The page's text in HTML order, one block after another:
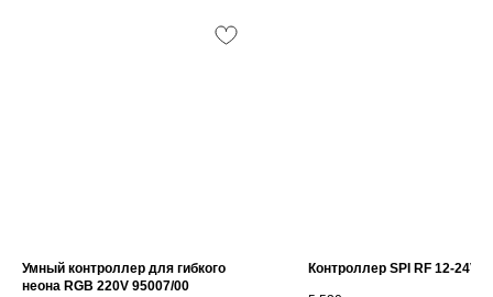
Умный контроллер для гибкого
неона RGB 220V 95007/00
Контроллер SPI RF 12-